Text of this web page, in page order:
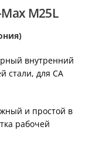
M25L
внутренний
стали, для CA
и простой в
рабочей